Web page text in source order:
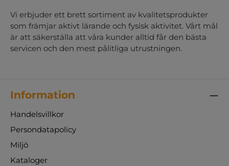
Vi erbjuder ett brett sortiment av kvalitetsprodukter
som främjar aktivt lärande och fysisk aktivitet. Vårt mål
är att säkerställa att våra kunder alltid får den bästa
servicen och den mest pålitliga utrustningen.
Information
Handelsvillkor
Persondatapolicy
Miljö
Kataloger